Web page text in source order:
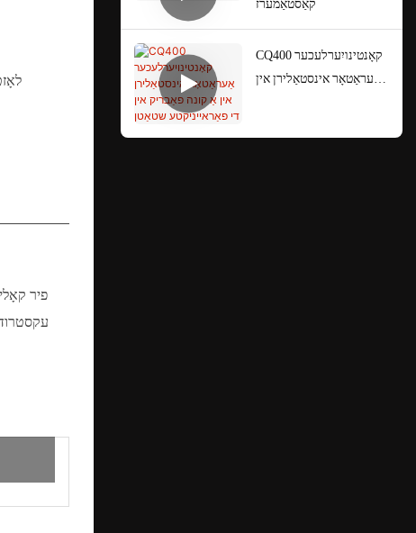
קאַסטאַמערז
CQ400 קאָנטינויִערלעכער
אַעראַטאָר אינסטאַלירן אין